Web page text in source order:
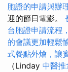
胞證的申請與辦
迎的節日電影。
台胞證申請流程
的會議更加輕鬆
式餐點外燴，讓
（Linday 中醫